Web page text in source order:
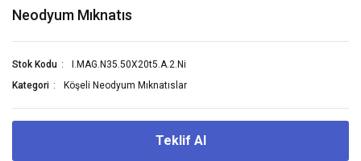
Neodyum Mıknatıs
Stok Kodu
I.MAG.N35.50X20t5.A.2.Ni
Kategori
Köşeli Neodyum Mıknatıslar
Teklif Al